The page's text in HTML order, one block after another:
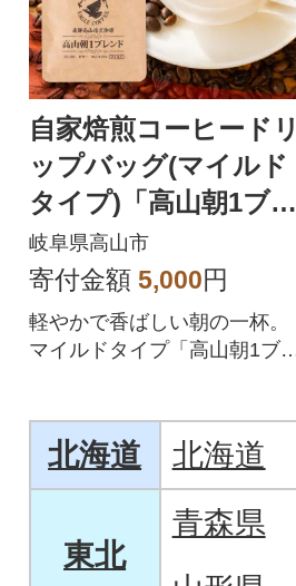
自家焙煎コーヒードリ
ップバッグ(マイルド
タイプ)「高山朝1ブレ
ンド」5個入り GT018
岐阜県高山市
寄付金額 5,000円
軽やかで香ばしい朝の一杯。
マイルドタイプ「高山朝1ブ
北海道 北海道
東北
青森県